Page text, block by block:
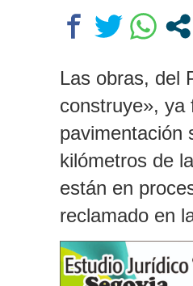
La Cámara de
el procesamiento
La contundente
Benegas Lynch a
que quiso sacarlo
la Ley de Tierras
empresa que
Las obras, del
construye», ya
pavimentación
kilómetros de
están en
reclamado en